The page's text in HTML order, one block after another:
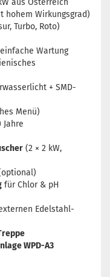
aus Österreich
hohem Wirkungsgrad)
Turbo, Roto)
Wartung
+ SMD-
Menü)
Jahre
(2 × 2 kW,
für Chlor & pH
Edelstahl-
WPD-A3